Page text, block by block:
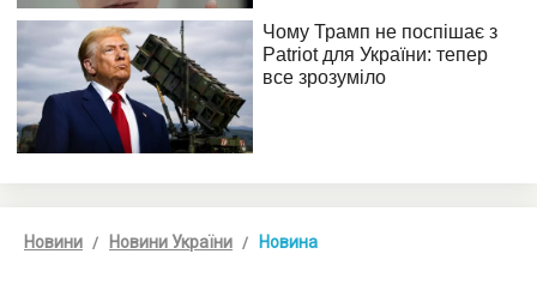
Новини Новини України Новина